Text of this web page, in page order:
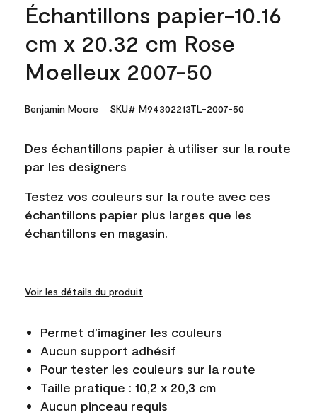
Échantillons papier-10.16
cm x 20.32 cm Rose
Moelleux 2007-50
Benjamin Moore SKU# M94302213TL-2007-50
Des échantillons papier à utiliser sur la route
par les designers
Testez vos couleurs sur la route avec ces
échantillons papier plus larges que les
échantillons en magasin.
Voir les détails du produit
Permet d’imaginer les couleurs
Aucun support adhésif
Pour tester les couleurs sur la route
Taille pratique : 10,2 x 20,3 cm
Aucun pinceau requis